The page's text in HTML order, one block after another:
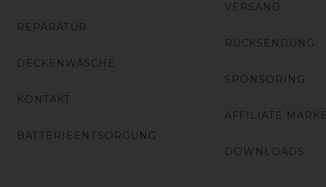
REPARATUR
DECKENWÄSCHE
KONTAKT
BATTERIEENTSORGUNG
VERSAND
RÜCKSENDUNG
SPONSORING
AFFILIATE
DOWNLOADS